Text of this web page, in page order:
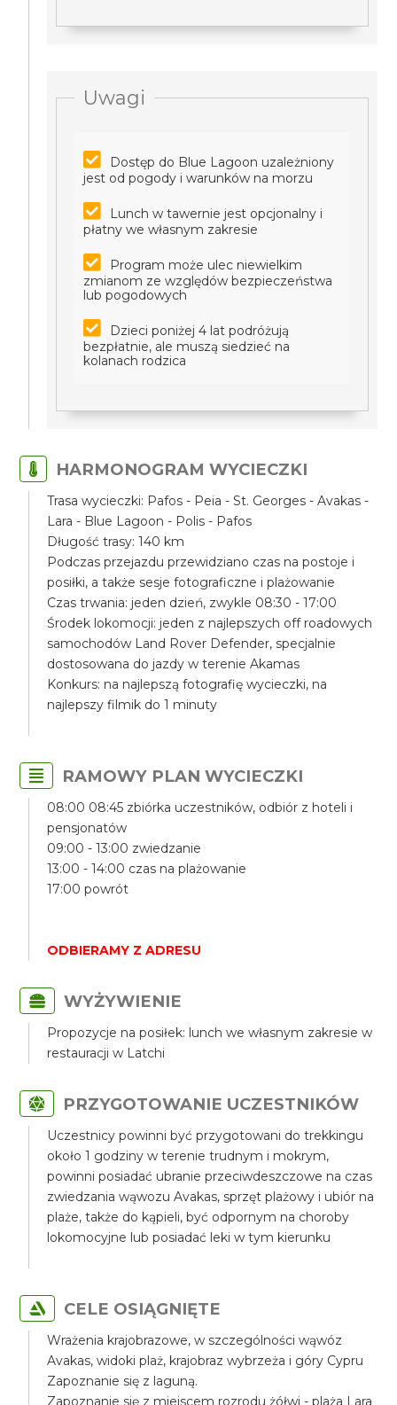
Uwagi
Dostęp do Blue Lagoon uzależniony
jest od pogody i warunków na morzu
Lunch w tawernie jest opcjonalny i
płatny we własnym zakresie
Program może ulec niewielkim
zmianom ze względów bezpieczeństwa
lub pogodowych
Dzieci poniżej 4 lat podróżują
bezpłatnie, ale muszą siedzieć na
kolanach rodzica
HARMONOGRAM WYCIECZKI
Trasa wycieczki: Pafos - Peia - St. Georges - Avakas -
Lara - Blue Lagoon - Polis - Pafos
Długość trasy: 140 km
Podczas przejazdu przewidziano czas na postoje i
posiłki, a także sesje fotograficzne i plażowanie
Czas trwania: jeden dzień, zwykle 08:30 - 17:00
Środek lokomocji: jeden z najlepszych off roadowych
samochodów Land Rover Defender, specjalnie
dostosowana do jazdy w terenie Akamas
Konkurs: na najlepszą fotografię wycieczki, na
najlepszy filmik do 1 minuty
RAMOWY PLAN WYCIECZKI
08:00 08:45 zbiórka uczestników, odbiór z hoteli i
pensjonatów
09:00 - 13:00 zwiedzanie
13:00 - 14:00 czas na plażowanie
17:00 powrót
ODBIERAMY Z ADRESU
WYŻYWIENIE
Propozycje na posiłek: lunch we własnym zakresie w
restauracji w Latchi
PRZYGOTOWANIE UCZESTNIKÓW
Uczestnicy powinni być przygotowani do trekkingu
około 1 godziny w terenie trudnym i mokrym,
powinni posiadać ubranie przeciwdeszczowe na czas
zwiedzania wąwozu Avakas, sprzęt plażowy i ubiór na
plaże, także do kąpieli, być odpornym na choroby
lokomocyjne lub posiadać leki w tym kierunku
CELE OSIĄGNIĘTE
Wrażenia krajobrazowe, w szczególności wąwóz
Avakas, widoki plaż, krajobraz wybrzeża i góry Cypru
Zapoznanie się z laguną.
Zapoznanie się z miejscem rozrodu żółwi - plaża Lara